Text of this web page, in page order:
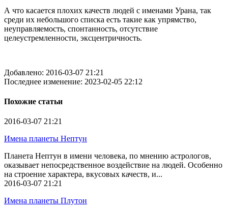
А что касается плохих качеств людей с именами Урана, так
среди их небольшого списка есть такие как упрямство,
неуправляемость, спонтанность, отсутствие
целеустремленности, эксцентричность.
Добавлено: 2016-03-07 21:21
Последнее изменение: 2023-02-05 22:12
Похожие статьи
2016-03-07 21:21
Имена планеты Нептун
Планета Нептун в имени человека, по мнению астрологов,
оказывает непосредственное воздействие на людей. Особенно
на строение характера, вкусовых качеств, и...
2016-03-07 21:21
Имена планеты Плутон